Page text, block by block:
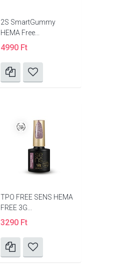
2S SmartGummy
HEMA Free...
4990 Ft
TPO FREE SENS HEMA
FREE 3G...
3290 Ft